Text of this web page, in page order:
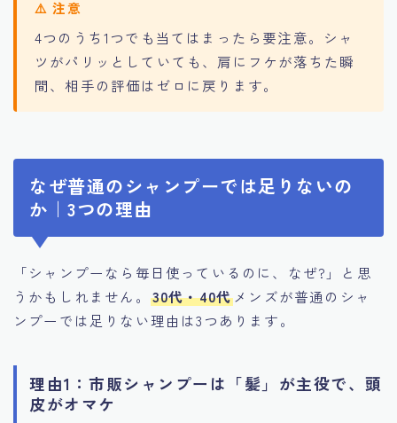
4つのうち1つでも当てはまったら要注意。シャ
ツがパリッとしていても、肩にフケが落ちた瞬
間、相手の評価はゼロに戻ります。
なぜ普通のシャンプーでは足りないの
か｜3つの理由
「シャンプーなら毎日使っているのに、なぜ?」と思
うかもしれません。 30代・40代メンズが普通のシャ
ンプーでは足りない理由は3つあります。
理由1：市販シャンプーは「髪」が主役で、頭
皮がオマケ